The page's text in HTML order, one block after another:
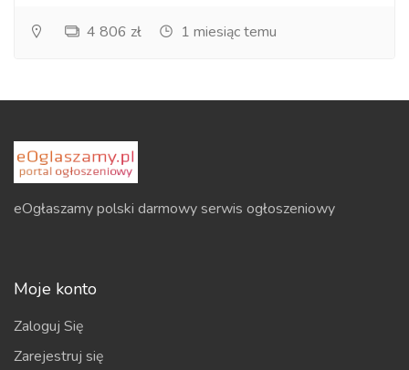
4 806 zł 1 miesiąc temu
eOgłaszamy polski darmowy serwis ogłoszeniowy
Moje konto
Zaloguj Się
Zarejestruj się